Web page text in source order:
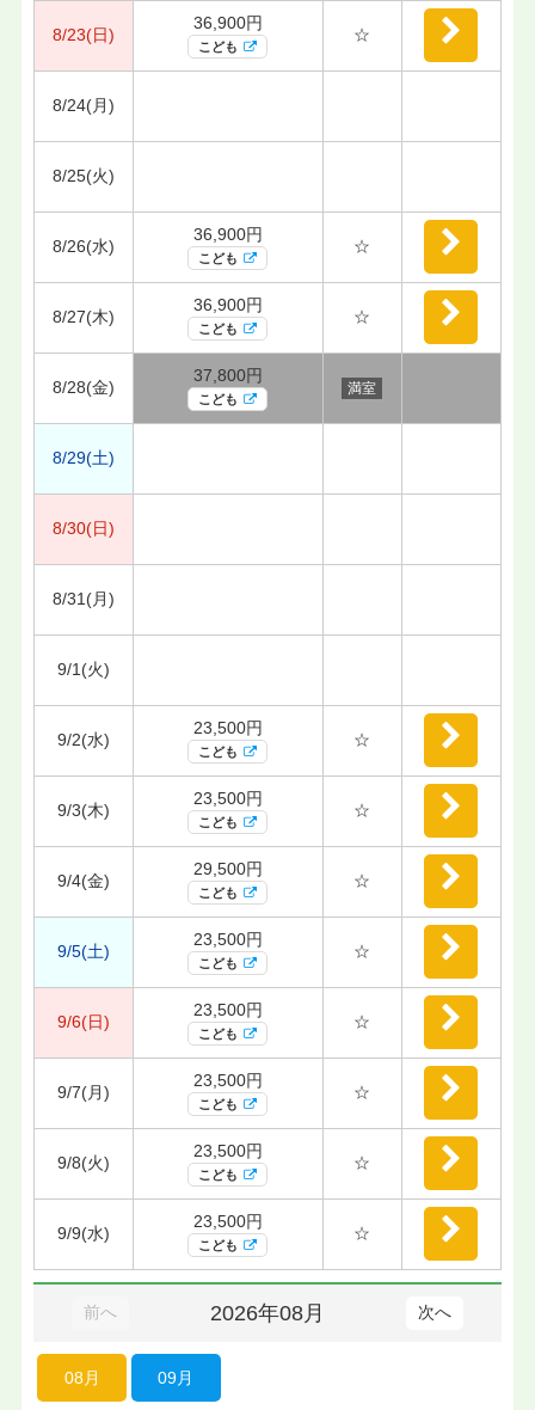
8/23(日)
36,900円
こども
☆
8/24(月)
8/25(火)
8/26(水)
36,900円
こども
☆
8/27(木)
36,900円
こども
☆
8/28(金)
37,800円
こども
満室
8/29(土)
8/30(日)
8/31(月)
9/1(火)
9/2(水)
23,500円
こども
☆
9/3(木)
23,500円
こども
☆
9/4(金)
29,500円
こども
☆
9/5(土)
23,500円
こども
☆
9/6(日)
23,500円
こども
☆
9/7(月)
23,500円
こども
☆
9/8(火)
23,500円
こども
☆
9/9(水)
23,500円
こども
☆
前へ 2026年08月 次へ
08月 09月